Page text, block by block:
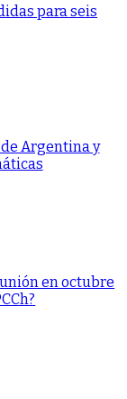
para seis
Argentina y
en octubre